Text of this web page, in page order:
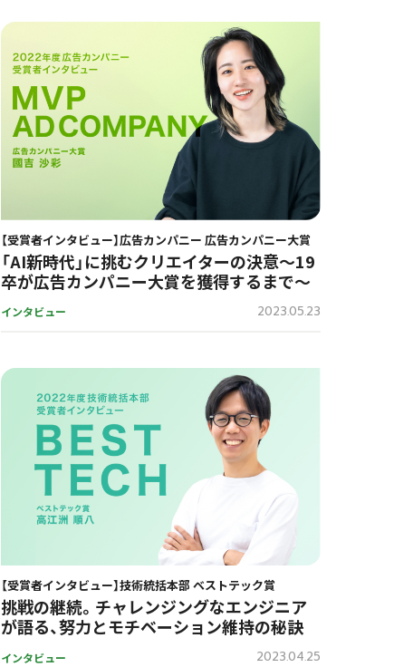
【受賞者インタビュー】広告カンパニー 広告カンパニー大賞
「AI新時代」に挑むクリエイターの決意〜19
卒が広告カンパニー大賞を獲得するまで〜
インタビュー 2023.05.23
【受賞者インタビュー】技術統括本部 ベストテック賞
挑戦の継続。チャレンジングなエンジニア
が語る、努力とモチベーション維持の秘訣
インタビュー 2023.04.25